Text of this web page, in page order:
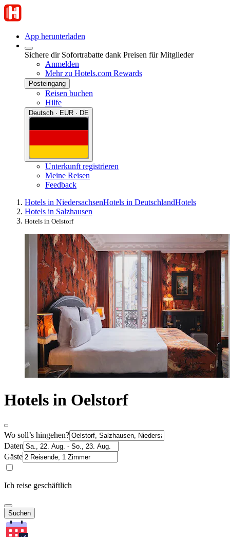
App herunterladen
Sichere dir Sofortrabatte dank Preisen für Mitglieder
Anmelden
Mehr zu Hotels.com Rewards
Posteingang
Reisen buchen
Hilfe
Deutsch · EUR · DE
Unterkunft registrieren
Meine Reisen
Feedback
Hotels in NiedersachsenHotels in DeutschlandHotels
Hotels in Salzhausen
Hotels in Oelstorf
Hotels in Oelstorf
Wo soll’s hingehen?
Daten
Gäste
Ich reise geschäftlich
Suchen